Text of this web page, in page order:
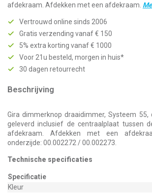
afdekraam. Afdekken met een afdekraam.
Vertrouwd online sinds 2006
Gratis verzending vanaf € 150
5% extra korting vanaf € 1000
Voor 21u besteld, morgen in huis*
30 dagen retourrecht
Beschrijving
Gira dimmerknop draaidimmer, Systeem 55,
geleverd inclusief de centraalplaat tussen
afdekraam. Afdekken met een
onderzijde: 00.002272 / 00.002273.
Technische specificaties
Specificatie
Kleur